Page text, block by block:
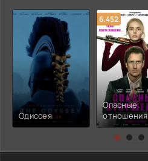
Одиссея
6.452
Опасные
отношения